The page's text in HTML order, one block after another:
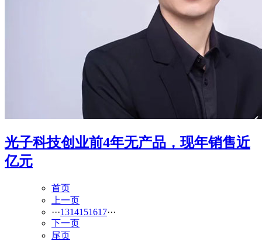
光子科技创业前4年无产品，现年销售近
亿元
首页
上一页
···1314151617···
下一页
尾页